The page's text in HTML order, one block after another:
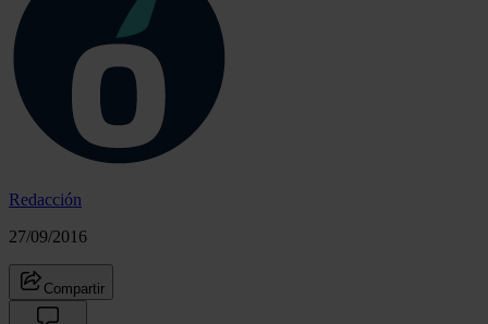
Redacción
27/09/2016
Compartir